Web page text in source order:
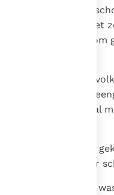
de kinderen in haar
dacht ze: `Als het
te wachten?' Daarom
tot haar: `Twee
twee naties die
Een van de twee zal
van de bevalling was
een tweeling in haar
tevoorschijn kwam